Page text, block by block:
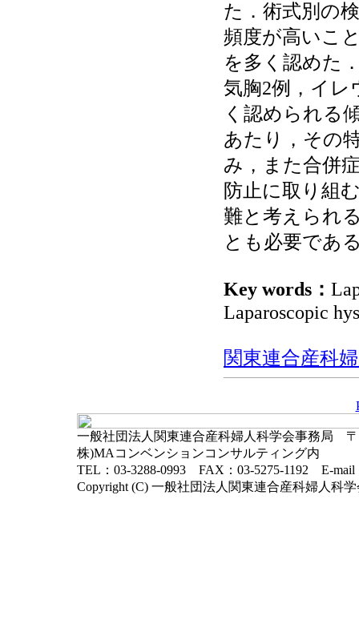
た．術式別の
頻度が高いこ
を多く認めた
気胸2例，イレ
く認められる
あたり，その
み，また合併
防止に取り組
難と考えられ
とも必要であ
Key words：
Laparoscopic
関東連合産科
一般社団法人関東連合産科婦人科学会事務局 〒
株)MAコンベンションコンサルティング内
TEL：03-3288-0993 FAX：03-5275-1192 E-mail
Copyright (C) 一般社団法人関東連合産科婦人科